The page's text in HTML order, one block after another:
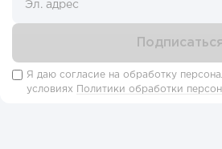
Я даю согласие на обработку
условиях
Политики обработки